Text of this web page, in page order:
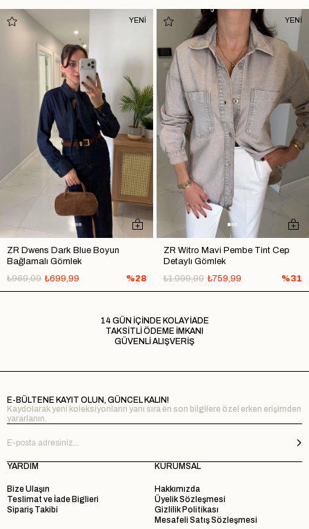
ZR Dwens Dark Blue Boyun
Bağlamalı Gömlek
₺699,99
₺969,99 %28
YENİ
ZR Witro Mavi Pembe Tint Cep
Detaylı Gömlek
₺759,99
₺1.099,99 %31
YENİ
14 GÜN İÇİNDE KOLAY İADE
TAKSİTLİ ÖDEME İMKANI
GÜVENLİ ALIŞVERİŞ
E-BÜLTENE KAYIT OLUN, GÜNCEL KALIN!
Kaydolarak yeni koleksiyonların yanı sıra en son bilgilere özel erken erişimden
yararlanın.
YARDIM
Bize Ulaşın
Teslimat ve İade Biglieri
Sipariş Takibi
KURUMSAL
Hakkımızda
Üyelik Sözleşmesi
Gizlilik Politikası
Mesafeli Satış Sözleşmesi